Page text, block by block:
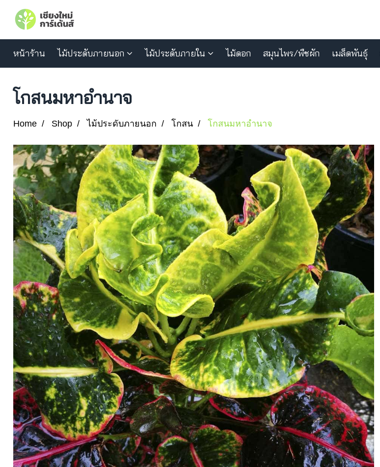
หน้าร้าน ไม้ประดับภายนอก ไม้ประดับภายใน ไม้ดอก สมุนไพร/พืชผัก เมล็ดพันธุ์
โกสนมหาอำนาจ
Home Shop ไม้ประดับภายนอก โกสน โกสนมหาอำนาจ